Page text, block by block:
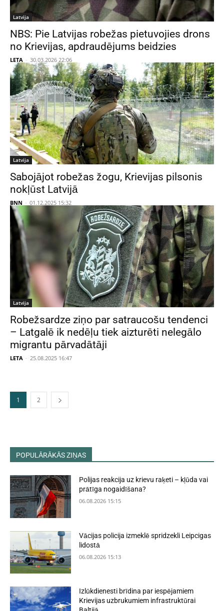
Latvija
NBS: Pie Latvijas robežas pietuvojies drons
no Krievijas, apdraudējums beidzies
LETA - 30.03.2026 22:06
Latvija
Sabojājot robežas žogu, Krievijas pilsonis
nokļūst Latvijā
BNN - 01.12.2025 15:32
Latvija
Robežsardze ziņo par satraucošu tendenci
– Latgalē ik nedēļu tiek aizturēti nelegālo
migrantu pārvadātāji
LETA - 25.08.2025 16:47
1 2
POPULĀRĀKĀS ZIŅAS
Polijas reakcija uz krievu raķeti – kļūda vai
prātīga nogaidīšana?
06.08.2026 15:15
Vācijas policija izmeklē spridzekli Leipcigas
lidostā
06.08.2026 15:13
Izlūkdienesti brīdina par iespējamiem
Krievijas uzbrukumiem infrastruktūrai